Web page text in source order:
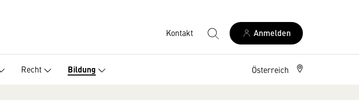
Kontakt Anmelden
Recht Bildung Österreich